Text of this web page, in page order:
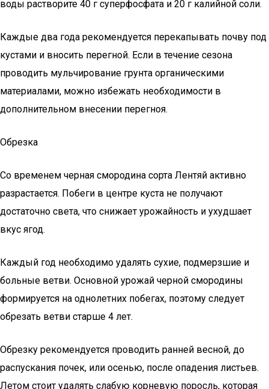
воды растворите 40 г суперфосфата и 20 г калийной соли.
Каждые два года рекомендуется перекапывать почву под
кустами и вносить перегной. Если в течение сезона
проводить мульчирование грунта органическими
материалами, можно избежать необходимости в
дополнительном внесении перегноя.
Обрезка
Со временем черная смородина сорта Лентяй активно
разрастается. Побеги в центре куста не получают
достаточно света, что снижает урожайность и ухудшает
вкус ягод.
Каждый год необходимо удалять сухие, подмерзшие и
больные ветви. Основной урожай черной смородины
формируется на однолетних побегах, поэтому следует
обрезать ветви старше 4 лет.
Обрезку рекомендуется проводить ранней весной, до
распускания почек, или осенью, после опадения листьев.
Летом стоит удалять слабую корневую поросль, которая